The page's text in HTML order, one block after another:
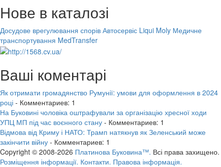
Нове в каталозі
Досудове врегулювання спорів Автосервіс Liqui Moly Медичне
транспортування MedTransfer
Ваші коментарі
Як отримати громадянство Румунії: умови для оформлення в 2024
році - Комментариев: 1
На Буковині чоловіка оштрафували за організацію хресної ходи
УПЦ МП під час воєнного стану - Комментариев: 1
Відмова від Криму і НАТО: Трамп натякнув як Зеленський може
закінчити війну - Комментариев: 1
Copyright © 2008-2026 Платинова Буковина™. Всі права захищено.
Розміщення інформації. Контакти. Правова інформація.